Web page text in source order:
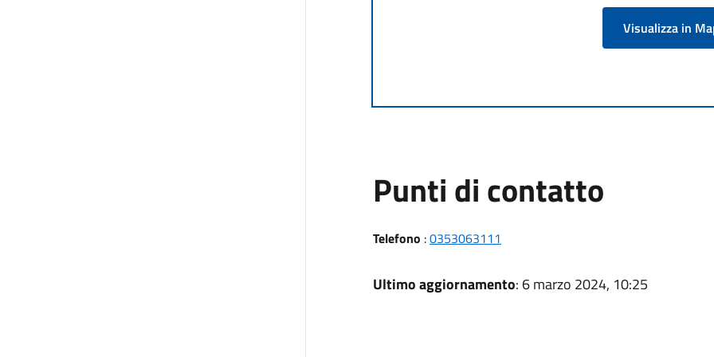
Visualizza in
Punti di contatto
Telefono :0353063111
Ultimo aggiornamento: 6 marzo 2024, 10:25